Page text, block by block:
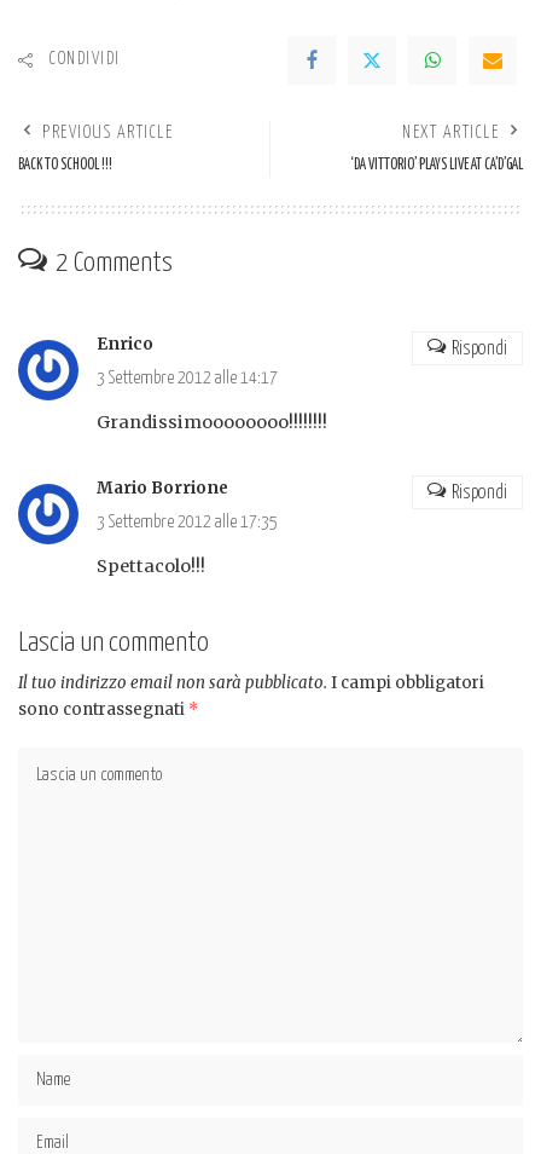
CONDIVIDI
PREVIOUS ARTICLE
BACK TO SCHOOL !!!
NEXT ARTICLE
‘DA VITTORIO’ PLAYS LIVE AT CA’D’GAL
2 Comments
Enrico
3 Settembre 2012 alle 14:17
Grandissimoooooooo!!!!!!!!
Rispondi
Mario Borrione
3 Settembre 2012 alle 17:35
Spettacolo!!!
Rispondi
Lascia un commento
Il tuo indirizzo email non sarà pubblicato. I campi obbligatori
sono contrassegnati *